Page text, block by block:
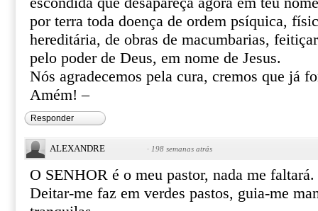
por terra toda doença de ordem psíquica,
hereditária, de obras de macumbarias,
pelo poder de Deus, em nome de Jesus.
Nós agradecemos pela cura, cremos que já
Amém! –
Responder
ALEXANDRE · 198 semanas atrás
O SENHOR é o meu pastor, nada me faltará.
Deitar-me faz em verdes pastos, guia-me